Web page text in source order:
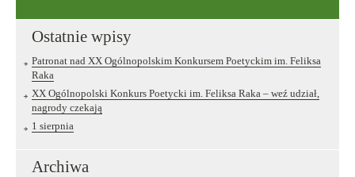
Ostatnie wpisy
Patronat nad XX Ogólnopolskim Konkursem Poetyckim im. Feliksa
Raka
XX Ogólnopolski Konkurs Poetycki im. Feliksa Raka – weź udział,
nagrody czekają
1 sierpnia
Archiwa